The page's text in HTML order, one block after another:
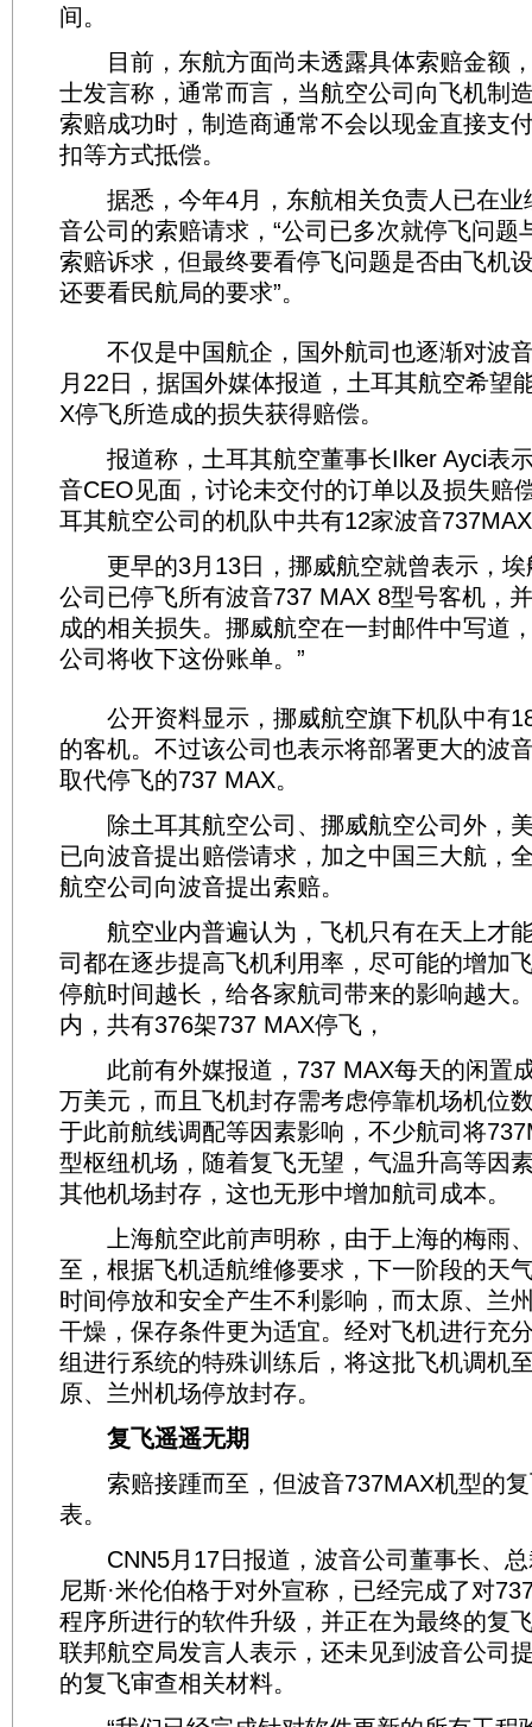
间。
目前，东航方面尚未透露具体索赔金额
士发言称，通常而言，当航空公司向飞机制
索赔成功时，制造商通常不会以现金直接支
扣等方式抵偿。
据悉，今年4月，东航相关负责人已在业
音公司的索赔请求，“公司已多次就停飞问题
索赔诉求，但最终要看停飞问题是否由飞机
还要看民航局的要求”。
不仅是中国航企，国外航司也逐渐对波
月22日，据国外媒体报道，土耳其航空希望
X停飞所造成的损失获得赔偿。
报道称，土耳其航空董事长Ilker Ayci表
音CEO见面，讨论未交付的订单以及损失赔
耳其航空公司的机队中共有12家波音
更早的3月13日，挪威航空就曾表示，埃
公司已停飞所有波音737 MAX 8型号客机，
成的相关损失。挪威航空在一封邮件中写道
公司将收下这份账单。”
公开资料显示，挪威航空旗下机队中有
的客机。不过该公司也表示将部署更大的波
取代停飞的737 MAX。
除土耳其航空公司、挪威航空公司外，
已向波音提出赔偿请求，加之中国三大航，
航空公司向波音提出索赔。
航空业内普遍认为，飞机只有在天上才
司都在逐步提高飞机利用率，尽可能的增加
停航时间越长，给各家航司带来的影响越大
内，共有376架737 MAX停飞，
此前有外媒报道，737 MAX每天的闲置
万美元，而且飞机封存需考虑停靠机场机位
于此前航线调配等因素影响，不少航司将
型枢纽机场，随着复飞无望，气温升高等因
其他机场封存，这也无形中增加航司成本。
上海航空此前声明称，由于上海的梅雨
至，根据飞机适航维修要求，下一阶段的天
时间停放和安全产生不利影响，而太原、兰
干燥，保存条件更为适宜。经对飞机进行充
组进行系统的特殊训练后，将这批飞机调机
原、兰州机场停放封存。
复飞遥遥无期
索赔接踵而至，但波音737MAX机型的复
表。
CNN5月17日报道，波音公司董事长、总
尼斯·米伦伯格于对外宣称，已经完成了对
程序所进行的软件升级，并正在为最终的复
联邦航空局发言人表示，还未见到波音公司
的复飞审查相关材料。